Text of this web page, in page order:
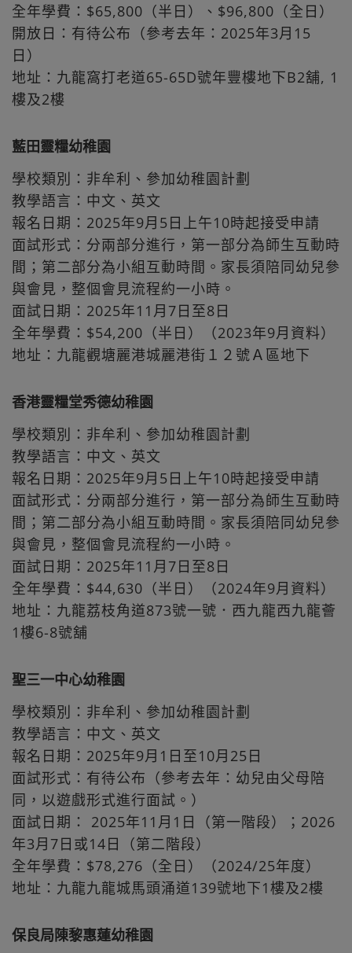
全年學費：$65,800（半日）、$96,800（全日）
開放日：有待公布（參考去年：2025年3月15
日）
地址：九龍窩打老道65-65D號年豐樓地下B2舖, 1
樓及2樓
藍田靈糧幼稚園
學校類別：非牟利、參加幼稚園計劃
教學語言：中文、英文
報名日期：2025年9月5日上午10時起接受申請
面試形式：分兩部分進行，第一部分為師生互動時
間；第二部分為小組互動時間。家長須陪同幼兒參
與會見，整個會見流程約一小時。
面試日期：2025年11月7日至8日
全年學費：$54,200（半日）（2023年9月資料）
地址：九龍觀塘麗港城麗港街１２號Ａ區地下
香港靈糧堂秀德幼稚園
學校類別：非牟利、參加幼稚園計劃
教學語言：中文、英文
報名日期：2025年9月5日上午10時起接受申請
面試形式：分兩部分進行，第一部分為師生互動時
間；第二部分為小組互動時間。家長須陪同幼兒參
與會見，整個會見流程約一小時。
面試日期：2025年11月7日至8日
全年學費：$44,630（半日）（2024年9月資料）
地址：九龍荔枝角道873號一號．西九龍西九龍薈
1樓6-8號舖
聖三一中心幼稚園
學校類別：非牟利、參加幼稚園計劃
教學語言：中文、英文
報名日期：2025年9月1日至10月25日
面試形式：有待公布（參考去年：幼兒由父母陪
同，以遊戲形式進行面試。）
面試日期： 2025年11月1日（第一階段）；2026
年3月7日或14日（第二階段）
全年學費：$78,276（全日）（2024/25年度）
地址：九龍九龍城馬頭涌道139號地下1樓及2樓
保良局陳黎惠蓮幼稚園